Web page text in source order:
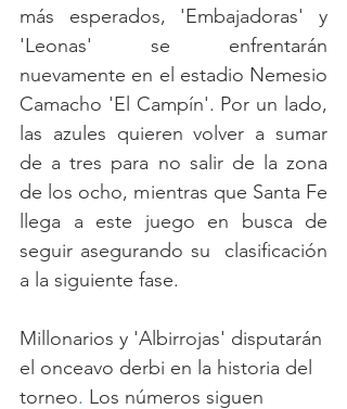
más esperados, 'Embajadoras' y
'Leonas' se enfrentarán
nuevamente en el estadio Nemesio
Camacho 'El Campín'. Por un lado,
las azules quieren volver a sumar
de a tres para no salir de la zona
de los ocho, mientras que Santa Fe
llega a este juego en busca de
seguir asegurando su  clasificación
a la siguiente fase.
Millonarios y 'Albirrojas' disputarán
el onceavo derbi en la historia del
torneo. Los números siguen